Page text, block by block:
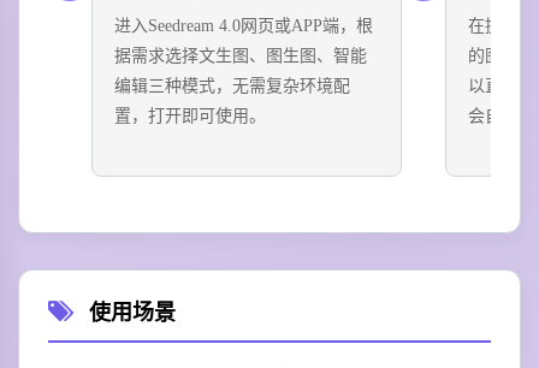
进入Seedream 4.0网页或APP端，根
据需求选择文生图、图生图、智能
编辑三种模式，无需复杂环境配
置，打开即可使用。
在提示
的图像
以直接
会自动
使用场景